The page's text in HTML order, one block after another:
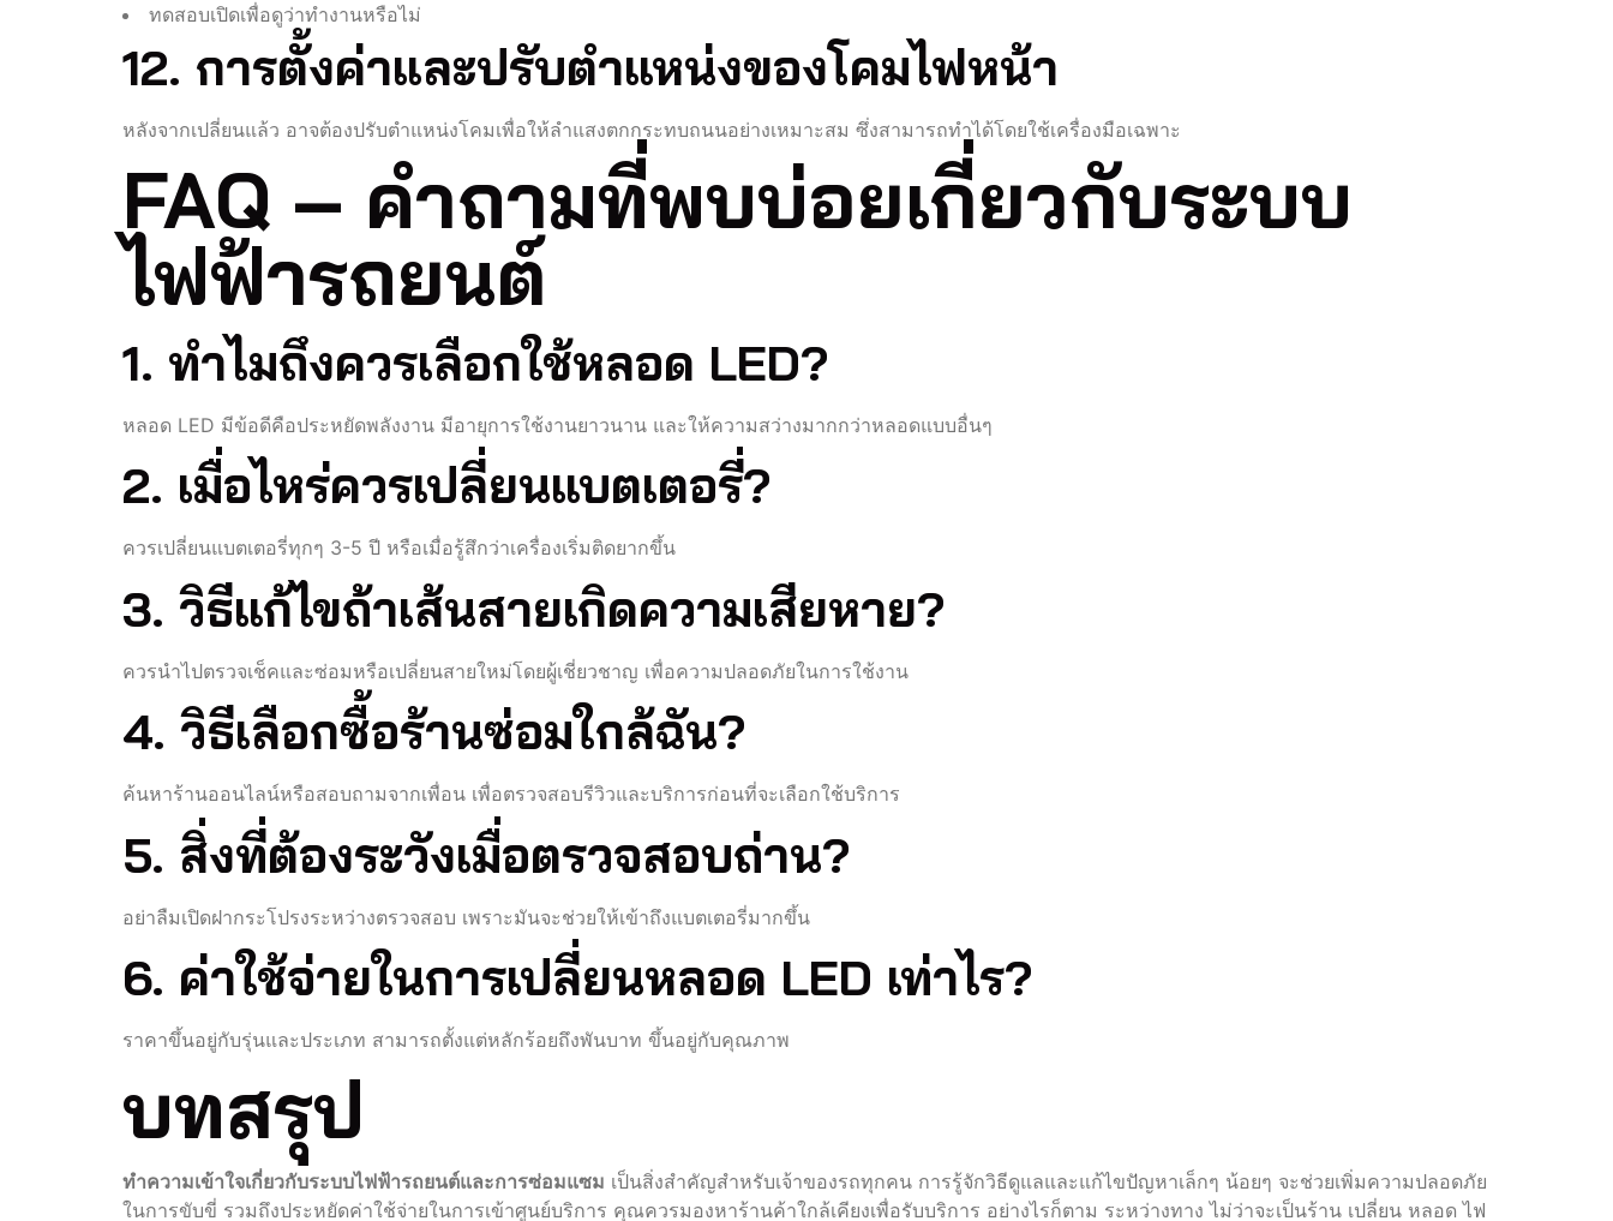
ทดสอบเปิดเพื่อดูว่าทำงานหรือไม่
12. การตั้งค่าและปรับตำแหน่งของโคมไฟหน้า
หลังจากเปลี่ยนแล้ว อาจต้องปรับตำแหน่งโคมเพื่อให้ลำแสงตกกระทบถนนอย่างเหมาะสม ซึ่งสามารถทำได้โดยใช้เครื่องมือเฉพาะ
FAQ – คำถามที่พบบ่อยเกี่ยวกับระบบ
ไฟฟ้ารถยนต์
1. ทำไมถึงควรเลือกใช้หลอด LED?
หลอด LED มีข้อดีคือประหยัดพลังงาน มีอายุการใช้งานยาวนาน และให้ความสว่างมากกว่าหลอดแบบอื่นๆ
2. เมื่อไหร่ควรเปลี่ยนแบตเตอรี่?
ควรเปลี่ยนแบตเตอรี่ทุกๆ 3-5 ปี หรือเมื่อรู้สึกว่าเครื่องเริ่มติดยากขึ้น
3. วิธีแก้ไขถ้าเส้นสายเกิดความเสียหาย?
ควรนำไปตรวจเช็คและซ่อมหรือเปลี่ยนสายใหม่โดยผู้เชี่ยวชาญ เพื่อความปลอดภัยในการใช้งาน
4. วิธีเลือกซื้อร้านซ่อมใกล้ฉัน?
ค้นหาร้านออนไลน์หรือสอบถามจากเพื่อน เพื่อตรวจสอบรีวิวและบริการก่อนที่จะเลือกใช้บริการ
5. สิ่งที่ต้องระวังเมื่อตรวจสอบถ่าน?
อย่าลืมเปิดฝากระโปรงระหว่างตรวจสอบ เพราะมันจะช่วยให้เข้าถึงแบตเตอรี่มากขึ้น
6. ค่าใช้จ่ายในการเปลี่ยนหลอด LED เท่าไร?
ราคาขึ้นอยู่กับรุ่นและประเภท สามารถตั้งแต่หลักร้อยถึงพันบาท ขึ้นอยู่กับคุณภาพ
บทสรุป
ทำความเข้าใจเกี่ยวกับระบบไฟฟ้ารถยนต์และการซ่อมแซม เป็นสิ่งสำคัญสำหรับเจ้าของรถทุกคน การรู้จักวิธีดูแลและแก้ไขปัญหาเล็กๆ น้อยๆ จะช่วยเพิ่มความปลอดภัย
ในการขับขี่ รวมถึงประหยัดค่าใช้จ่ายในการเข้าศูนย์บริการ คุณควรมองหาร้านค้าใกล้เคียงเพื่อรับบริการ อย่างไรก็ตาม ระหว่างทาง ไม่ว่าจะเป็นร้าน เปลี่ยน หลอด ไฟ